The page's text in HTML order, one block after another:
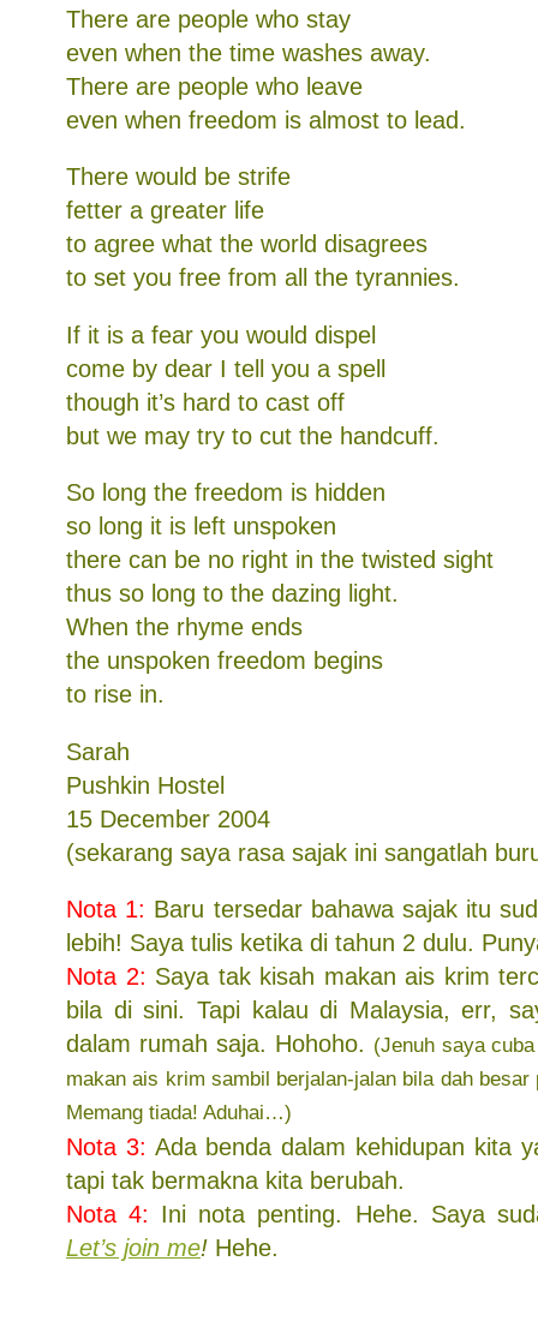
There are people who stay
even when the time washes away.
There are people who leave
even when freedom is almost to lead.
There would be strife
fetter a greater life
to agree what the world disagrees
to set you free from all the tyrannies.
If it is a fear you would dispel
come by dear I tell you a spell
though it’s hard to cast off
but we may try to cut the handcuff.
So long the freedom is hidden
so long it is left unspoken
there can be no right in the twisted sight
thus so long to the dazing light.
When the rhyme ends
the unspoken freedom begins
to rise in.
Sarah
Pushkin Hostel
15 December 2004
(sekarang saya rasa sajak ini sangatlah
Nota 1: Baru tersedar bahawa sajak itu
lebih! Saya tulis ketika di tahun 2 dulu.
Nota 2: Saya tak kisah makan ais krim
bila di sini. Tapi kalau di Malaysia, err,
dalam rumah saja. Hohoho. (Jenuh saya
makan ais krim sambil berjalan-jalan bila dah
Memang tiada! Aduhai…)
Nota 3: Ada benda dalam kehidupan kita
tapi tak bermakna kita berubah.
Nota 4: Ini nota penting. Hehe. Saya
Let’s join me! Hehe.